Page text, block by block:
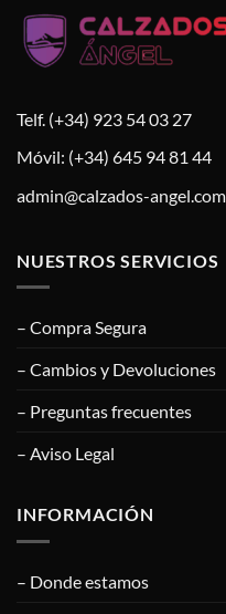
Telf. (+34) 923 54 03 27
Móvil: (+34) 645 94 81 44
admin@calzados-angel.com
NUESTROS SERVICIOS
– Compra Segura
– Cambios y Devoluciones
– Preguntas frecuentes
– Aviso Legal
INFORMACIÓN
– Donde estamos